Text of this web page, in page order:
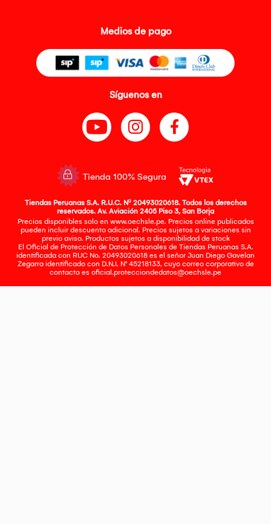
Medios de pago
Síguenos en
Tienda 100% Segura
Tiendas Peruanas S.A. R.U.C. Nº 20493020618. Todos los derechos
reservados. Av. Aviación 2405 Piso 3, San Borja
Precios disponibles solo en www.oechsle.pe. Precios online publicados
pueden incluir descuento adicional. Precios sujetos a variaciones sin
previo aviso. Productos sujetos a disponibilidad de stock
El Oficial de Protección de Datos Personales de Tiendas Peruanas S.A.
identificada con RUC No. 20493020618 es el señor Juan Diego Gavelan
Zegarra identificado con D.N.I. N° 45218133, cuyo correo corporativo de
contacto es oficial.protecciondedatos@oechsle.pe